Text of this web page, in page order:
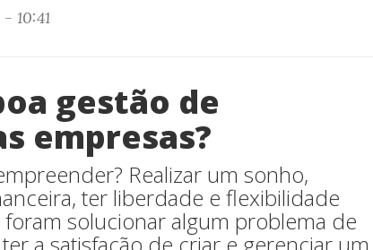
10:41
gestão de
empresas?
Realizar um sonho,
ter liberdade e flexibilidade
solucionar algum problema de